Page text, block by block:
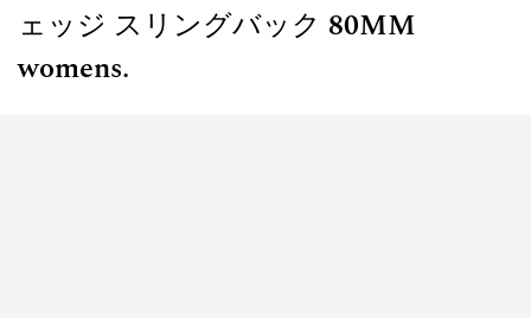
ェッジ スリングバック 80MM
womens.